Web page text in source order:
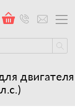
двигателя